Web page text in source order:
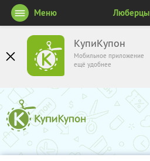
КупиКупон
Мобильное приложение
ещё удобнее
Меню Люберцы